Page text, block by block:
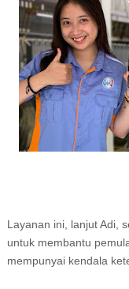
Layanan ini, lanjut Adi,
untuk membantu
mempunyai kendala